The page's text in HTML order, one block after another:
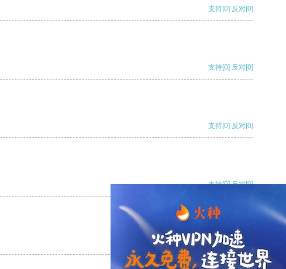
支持[0] 反对[0]
支持[0] 反对[0]
支持[0] 反对[0]
支持[0] 反对[0]
支持[0] 反对